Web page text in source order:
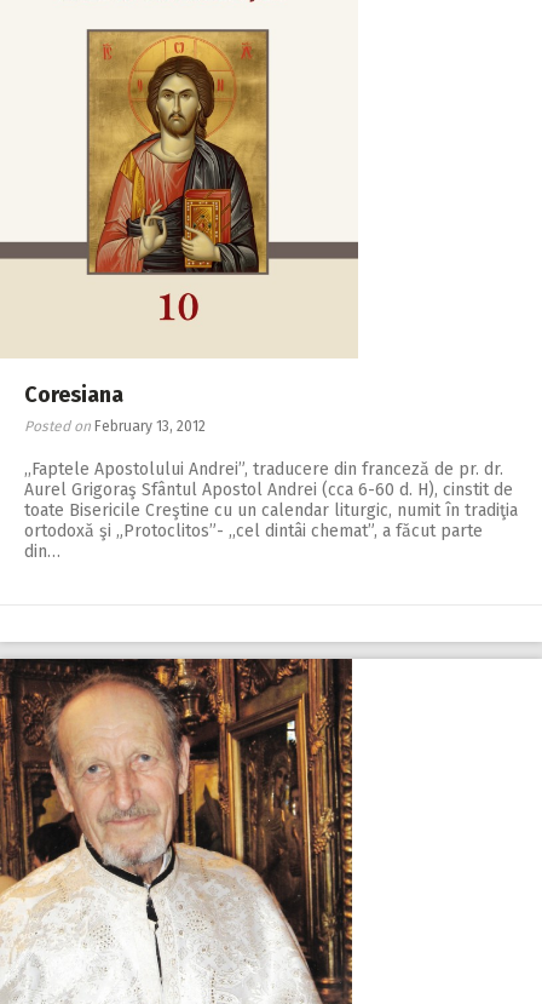
Coresiana
Posted on February 13, 2012
,,Faptele Apostolului Andrei”, traducere din franceză de pr. dr.
Aurel Grigoraş Sfântul Apostol Andrei (cca 6-60 d. H), cinstit de
toate Bisericile Creştine cu un calendar liturgic, numit în tradiţia
ortodoxă şi „Protoclitos”- ,,cel dintâi chemat”, a făcut parte
din…